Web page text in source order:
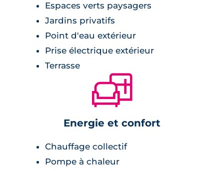
Espaces verts paysagers
Jardins privatifs
Point d'eau extérieur
Prise électrique extérieur
Terrasse
🛋
Energie et confort
Chauffage collectif
Pompe à chaleur